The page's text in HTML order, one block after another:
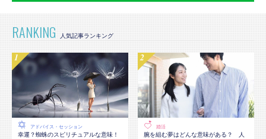
RANKING
アドバイス・セッション
幸運？蜘蛛のスピリチュアルな意味！
婚活
腕を組む夢はどんな意味がある？ 人